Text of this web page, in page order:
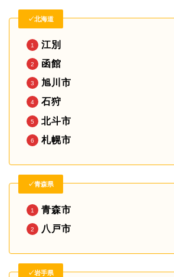
✓北海道
江別
函館
旭川市
石狩
北斗市
札幌市
✓青森県
青森市
八戸市
✓岩手県